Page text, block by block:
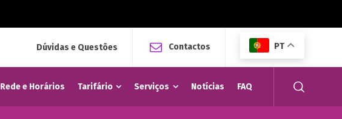
Dúvidas e Questões Contactos PT
Rede e Horários Tarifário Serviços Notícias FAQ